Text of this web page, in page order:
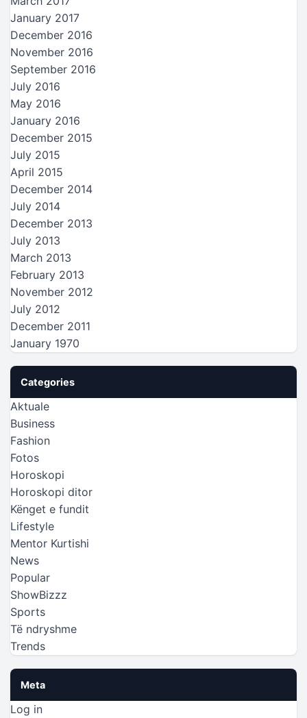
January 2017
December 2016
November 2016
September 2016
July 2016
May 2016
January 2016
December 2015
July 2015
April 2015
December 2014
July 2014
December 2013
July 2013
March 2013
February 2013
November 2012
July 2012
December 2011
January 1970
Categories
Aktuale
Business
Fashion
Fotos
Horoskopi
Horoskopi ditor
Kënget e fundit
Lifestyle
Mentor Kurtishi
News
Popular
ShowBizzz
Sports
Të ndryshme
Trends
Meta
Log in